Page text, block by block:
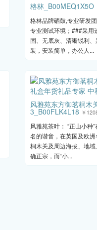
格林_B00MEQ1X5O
格林品牌硒鼓,专业研发
专业测试环境；###采用
固、无底灰、清晰锐利
装，安装简单，办公人...
风雅苑东方御茗桐木
3_B00FLK4L18 ￥
风雅苑茶叶： “正山小种
名的谐音，在英国及欧
桐木关及周边海拔、地
确正宗，而“小...